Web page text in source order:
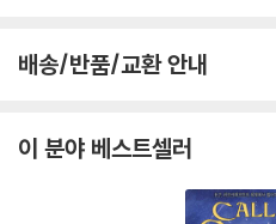
배송/반품/교환 안내
이 분야 베스트셀러